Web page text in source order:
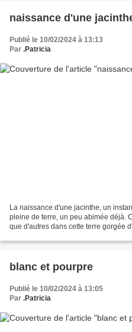
naissance d'une
Publié le 10/02/2024 à 13:13
Par .Patricia
La naissance d'une jacinthe, un
pleine de terre, un peu abimée déjà.
que d'autres dans cette terre gorgée
blanc et pourpre
Publié le 10/02/2024 à 13:05
Par .Patricia